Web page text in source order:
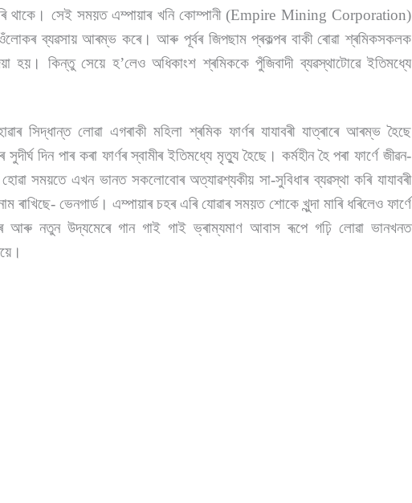
থাকে। সেই সময়ত এম্পায়াৰ খনি কোম্পানী (Empire Mining Corporation)
ব্যৱসায় আৰম্ভ কৰে। আৰু পূৰ্বৰ জিপছাম প্ৰকল্পৰ বাকী ৰোৱা শ্ৰমিকসকলক
হয়। কিন্তু সেয়ে হ’লেও অধিকাংশ শ্ৰমিককে পুঁজিবাদী ব্যৱস্থাটোৱে ইতিমধ্যে
সিদ্ধান্ত লোৱা এগৰাকী মহিলা শ্ৰমিক ফাৰ্ণৰ যাযাবৰী যাত্ৰাৰে আৰম্ভ হৈছে
দিন পাৰ কৰা ফাৰ্ণৰ স্বামীৰ ইতিমধ্যে মৃত্যু হৈছে। কৰ্মহীন হৈ পৰা ফাৰ্ণে জীৱন-
হোৱা সময়তে এখন ভানত সকলোবোৰ অত্যাৱশ্যকীয় সা-সুবিধাৰ ব্যৱস্থা কৰি যাযাবৰী
ভেনগাৰ্ড। এম্পায়াৰ চহৰ এৰি যোৱাৰ সময়ত শোকে খুন্দা মাৰি ধৰিলেও ফাৰ্ণে
আৰু নতুন উদ্যমেৰে গান গাই গাই ভ্ৰাম্যমাণ আবাস ৰূপে গঢ়ি লোৱা ভানখনত